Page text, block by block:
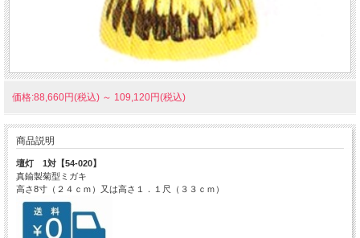
価格:88,660円(税込) ～ 109,120円(税込)
商品説明
壇灯 1対【54-020】
真鍮製菊型ミガキ
高さ8寸（２４ｃｍ）又は高さ１．１尺（３３ｃｍ）